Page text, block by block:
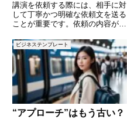
講演を依頼する際には、相手に対
して丁寧かつ明確な依頼文を送る
ことが重要です。依頼の内容がわ
たり、断られる原因にもなりま
す。本記事では、講演依頼の文例
を5つご紹介し、書き方のポイン
トについても解説します。ビジネ
ス
ビジネステンプレート
“アプローチ”はもう古い？